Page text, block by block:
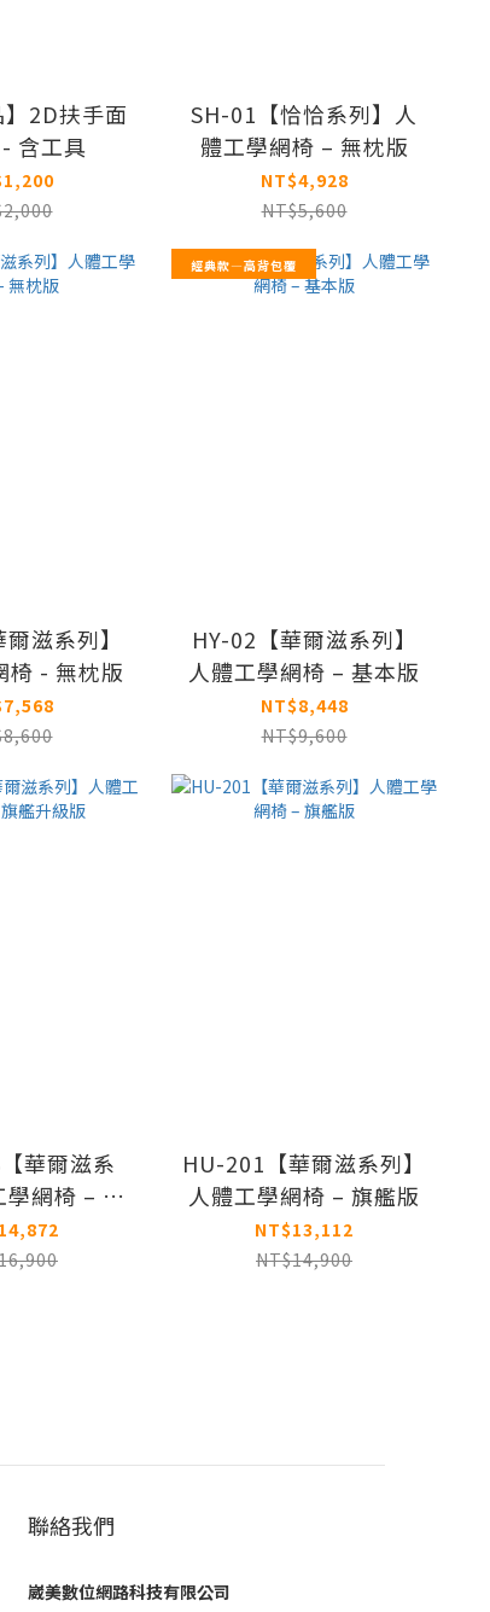
】2D扶手面
含工具
SH-01【恰恰系列】人
體工學網椅 – 無枕版
NT$4,928
NT$5,600
滋系列】
椅 - 無枕版
經典款—高背包覆
HY-02【華爾滋系列】
人體工學網椅 – 基本版
NT$8,448
NT$9,600
華爾滋系
網椅 – 旗
級版
HU-201【華爾滋系列】
人體工學網椅 – 旗艦版
NT$13,112
NT$14,900
聯絡我們
崴美數位網路科技有限公司